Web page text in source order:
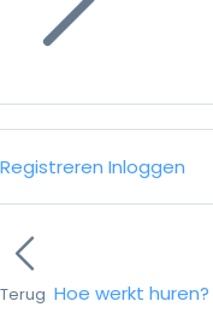
Registreren Inloggen
Terug Hoe werkt huren?